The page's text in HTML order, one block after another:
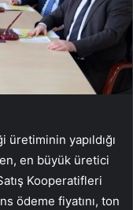
üretiminin yapıldığı
en büyük üretici
Kooperatifleri
ödeme fiyatını, ton